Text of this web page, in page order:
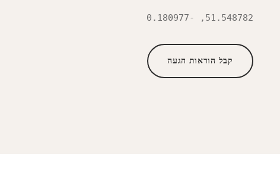
51.548782, -0.180977
קבל הוראות הגעה